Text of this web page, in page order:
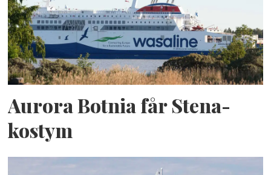
Aurora Botnia får Stena-
kostym